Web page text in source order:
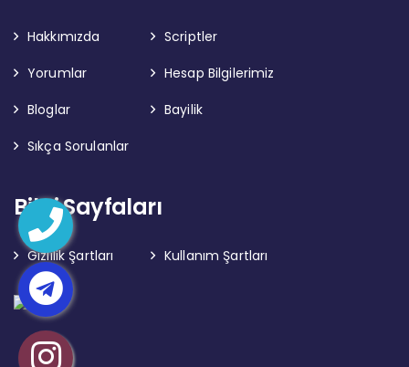
Hakkımızda
Scriptler
Yorumlar
Hesap Bilgilerimiz
Bloglar
Bayilik
Sıkça Sorulanlar
Bilgi Sayfaları
Gizlilik Şartları Kullanım Şartları